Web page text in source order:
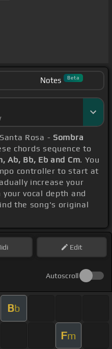
Notes Beta
Rosa - Sombra
chords sequence to
Ab, Bb, Eb and Cm. You
controller to start at
increase your
vocal depth and
the song's original
Edit
Autoscroll
Bb
Fm